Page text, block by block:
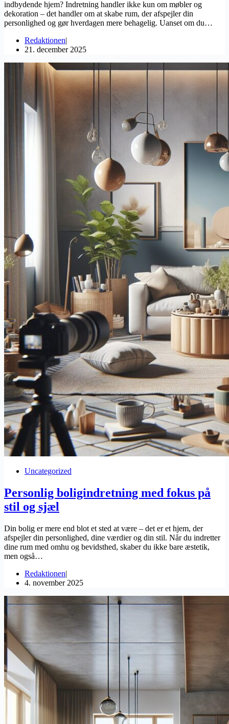
indbydende hjem? Indretning handler ikke kun om møbler og
dekoration – det handler om at skabe rum, der afspejler din
personlighed og gør hverdagen mere behagelig. Uanset om du…
Redaktionen
21. december 2025
Uncategorized
Personlig boligindretning med fokus på
stil og sjæl
Din bolig er mere end blot et sted at være – det er et hjem, der
afspejler din personlighed, dine værdier og din stil. Når du indretter
dine rum med omhu og bevidsthed, skaber du ikke bare æstetik,
men også…
Redaktionen
4. november 2025